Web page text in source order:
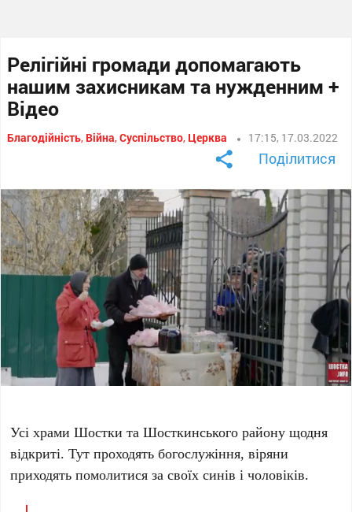
Релігійні громади допомагають
нашим захисникам та нужденним +
Відео
Благодійність, Війна,Суспільство, Церква 17:15, 17.03.2022
Поділитися
Усі храми Шостки та Шосткинського району щодня
відкриті. Тут проходять богослужіння, віряни
приходять помолитися за своїх синів і чоловіків.